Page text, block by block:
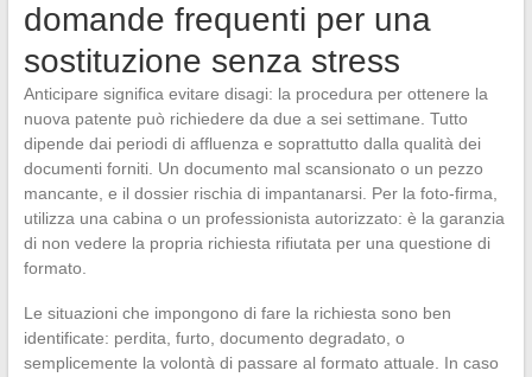
domande frequenti per una
sostituzione senza stress
Anticipare significa evitare disagi: la procedura per ottenere la
nuova patente può richiedere da due a sei settimane. Tutto
dipende dai periodi di affluenza e soprattutto dalla qualità dei
documenti forniti. Un documento mal scansionato o un pezzo
mancante, e il dossier rischia di impantanarsi. Per la foto-firma,
utilizza una cabina o un professionista autorizzato: è la garanzia
di non vedere la propria richiesta rifiutata per una questione di
formato.
Le situazioni che impongono di fare la richiesta sono ben
identificate: perdita, furto, documento degradato, o
semplicemente la volontà di passare al formato attuale. In caso